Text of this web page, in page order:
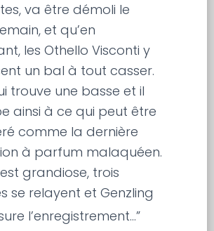
va être démoli le
et qu’en
les Othello Visconti y
un bal à tout casser.
trouve une basse et il
ainsi à ce qui peut être
comme la dernière
à parfum malaquéen.
grandiose, trois
se relayent et Genzling
l’enregistrement…”